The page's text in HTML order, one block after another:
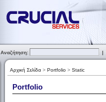
Αναζήτηση: |
Αρχική Σελίδα > Portfolio > Static
Portfolio